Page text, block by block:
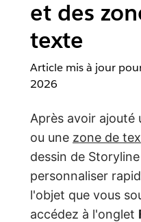
et des
texte
Article mis à jour
2026
Après avoir ajouté
ou une zone de
dessin de
personnaliser
l'objet que vous
accédez à l'onglet